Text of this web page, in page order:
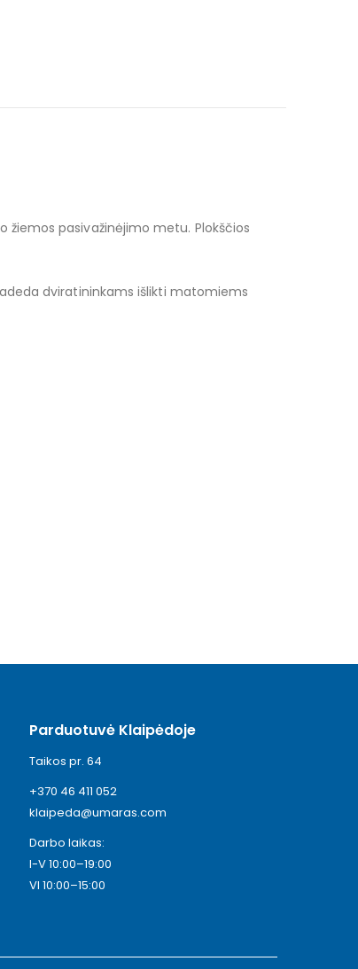
žiemos pasivažinėjimo metu. Plokščios
dviratininkams išlikti matomiems
Parduotuvė Klaipėdoje
Taikos pr. 64
+370 46 411 052
klaipeda@umaras.com
Darbo laikas:
I-V 10:00–19:00
VI 10:00–15:00